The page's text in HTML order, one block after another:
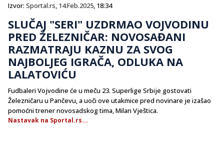
Izvor: Sportal.rs, 14.Feb.2025, 18:34
SLUČAJ "SERI" UZDRMAO VOJVODINU
PRED ŽELEZNIČAR: NOVOSAĐANI
RAZMATRAJU KAZNU ZA SVOG
NAJBOLJEG IGRAČA, ODLUKA NA
LALATOVIĆU
Fudbaleri Vojvodine će u meču 23. Superlige Srbije gostovati
Železničaru u Pančevu, a uoči ove utakmice pred novinare je izašao
pomoćni trener novosadskog tima, Milan Vještica.
Nastavak na Sportal.rs...